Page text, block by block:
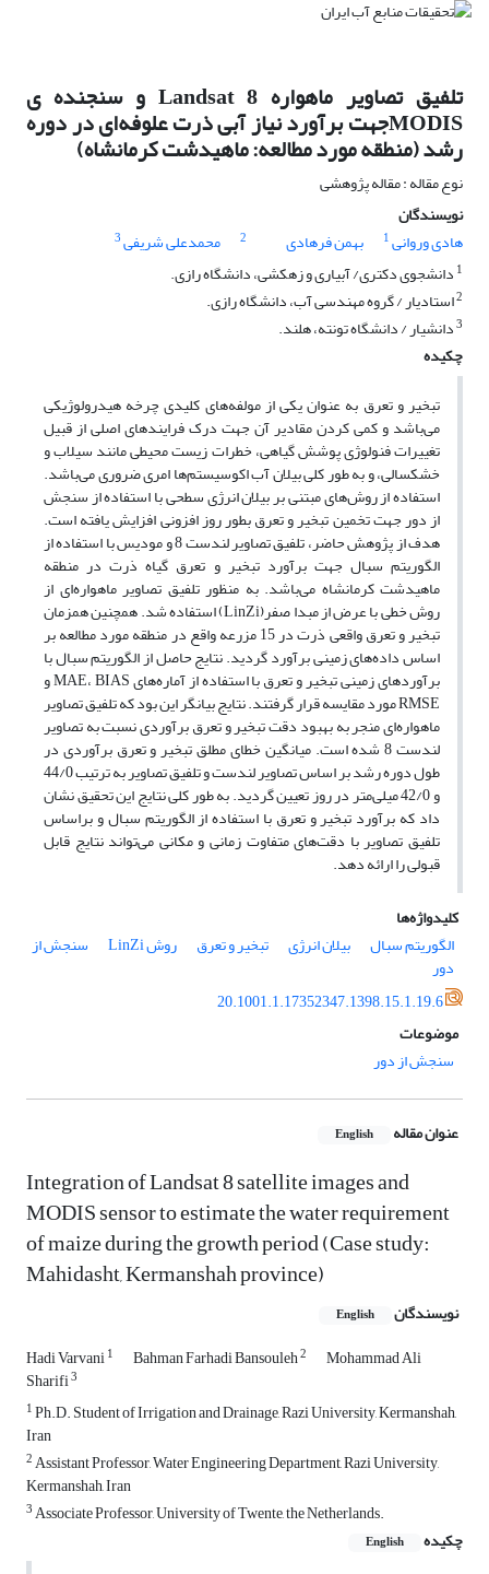
تلفیق تصاویر ماهواره Landsat 8 و سنجنده ی
MODISجهت برآورد نیاز آبی ذرت علوفه‌ای در دوره
رشد (منطقه مورد مطالعه: ماهیدشت کرمانشاه)
نوع مقاله : مقاله پژوهشی
نویسندگان
هادی وروانی1 بهمن فرهادی 2 محمدعلی شریفی3
1 دانشجوی دکتری/ آبیاری و زهکشی، دانشگاه رازی.
2استادیار / گروه مهندسی آب، دانشگاه رازی.
3دانشیار / دانشگاه تونته، هلند.
چکیده
تبخیر و تعرق به عنوان یکی از مولفه‌های کلیدی چرخه هیدرولوژیکی
می‌باشد و کمی کردن مقادیر آن جهت درک فرایندهای اصلی از قبیل
تغییرات فنولوژی پوشش گیاهی، خطرات زیست محیطی مانند سیلاب و
خشکسالی، و به طور کلی بیلان آب اکوسیستم‌ها امری ضروری می‌باشد.
استفاده از روش‌های مبتنی بر بیلان انرژی سطحی با استفاده از سنجش
از دور جهت تخمین تبخیر و تعرق بطور روز افزونی افزایش یافته است.
هدف از پژوهش حاضر، تلفیق تصاویر لندست 8 و مودیس با استفاده از
الگوریتم سبال جهت برآورد تبخیر و تعرق گیاه ذرت در منطقه
ماهیدشت کرمانشاه می‌باشد. به منظور تلفیق تصاویر ماهواره‌ای از
روش خطی با عرض از مبدا صفر(LinZi) استفاده شد. همچنین همزمان
تبخیر و تعرق واقعی ذرت در 15 مزرعه واقع در منطقه مورد مطالعه بر
اساس داده‌های زمینی برآورد گردید. نتایج حاصل از الگوریتم سبال با
برآوردهای زمینی تبخیر و تعرق با استفاده از آماره‌های MAE، BIAS و
RMSE مورد مقایسه قرار گرفتند. نتایج بیانگر این بود که تلفیق تصاویر
ماهواره‌ای منجر به بهبود دقت تبخیر و تعرق برآوردی نسبت به تصاویر
لندست 8 شده است. میانگین خطای مطلق تبخیر و تعرق برآوردی در
طول دوره رشد بر اساس تصاویر لندست و تلفیق تصاویر به ترتیب 44/0
و 42/0 میلی‌متر در روز تعیین گردید. به طور کلی نتایج این تحقیق نشان
داد که برآورد تبخیر و تعرق با استفاده از الگوریتم سبال و براساس
تلفیق تصاویر با دقت‌های متفاوت زمانی و مکانی می‌تواند نتایج قابل
قبولی را ارائه دهد.
کلیدواژه‌ها
الگوریتم سبال
بیلان انرژی تبخیر و تعرق روش LinZi سنجش از
دور
20.1001.1.17352347.1398.15.1.19.6
موضوعات
سنجش از دور
عنوان مقاله English
Integration of Landsat 8 satellite images and
MODIS sensor to estimate the water requirement
of maize during the growth period (Case study:
Mahidasht, Kermanshah province)
نویسندگان English
Hadi Varvani1 Bahman Farhadi Bansouleh2 Mohammad Ali
Sharifi3
1Ph.D. Student of Irrigation and Drainage, Razi University, Kermanshah,
Iran
2Assistant Professor, Water Engineering Department, Razi University,
Kermanshah, Iran
3Associate Professor, University of Twente, the Netherlands.
چکیده
English